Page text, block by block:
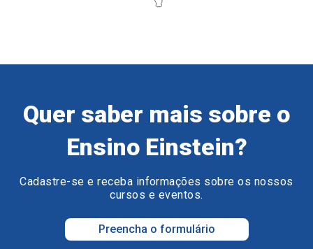
Quer saber mais sobre o
Ensino Einstein?
Cadastre-se e receba informações sobre os nossos
cursos e eventos.
Preencha o formulário